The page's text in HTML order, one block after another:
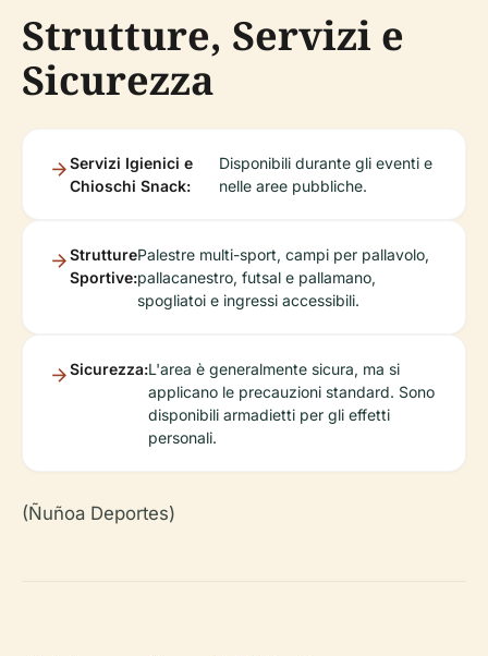
Strutture, Servizi e
Sicurezza
Servizi Igienici e
Chioschi Snack:
Disponibili durante gli eventi e
nelle aree pubbliche.
Strutture
Sportive:
Palestre multi-sport, campi per pallavolo,
pallacanestro, futsal e pallamano,
spogliatoi e ingressi accessibili.
Sicurezza:L'area è generalmente sicura, ma si
applicano le precauzioni standard. Sono
disponibili armadietti per gli effetti
personali.
(Ñuñoa Deportes)